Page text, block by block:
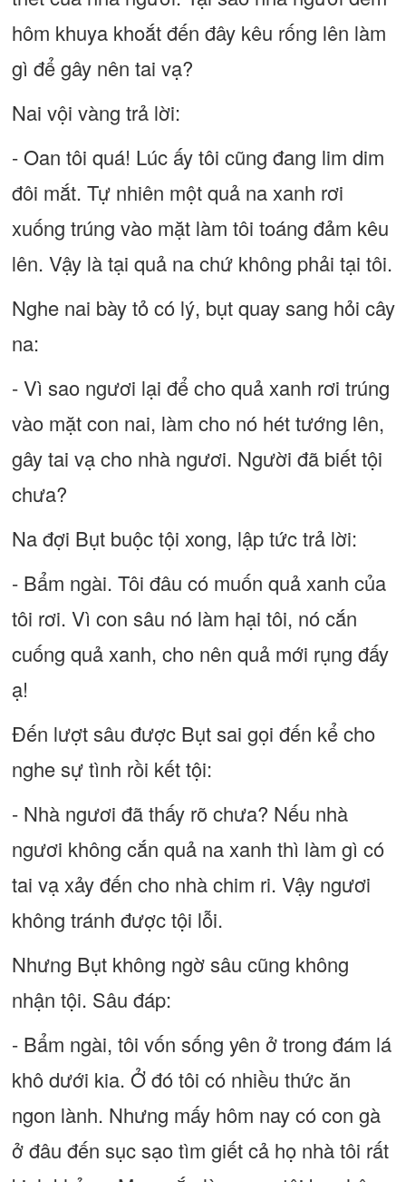
hôm khuya khoắt đến đây kêu rống lên làm
gì để gây nên tai vạ?
Nai vội vàng trả lời:
- Oan tôi quá! Lúc ấy tôi cũng đang lim dim
đôi mắt. Tự nhiên một quả na xanh rơi
xuống trúng vào mặt làm tôi toáng đảm kêu
lên. Vậy là tại quả na chứ không phải tại tôi.
Nghe nai bày tỏ có lý, bụt quay sang hỏi cây
na:
- Vì sao ngươi lại để cho quả xanh rơi trúng
vào mặt con nai, làm cho nó hét tướng lên,
gây tai vạ cho nhà ngươi. Người đã biết tội
chưa?
Na đợi Bụt buộc tội xong, lập tức trả lời:
- Bẩm ngài. Tôi đâu có muốn quả xanh của
tôi rơi. Vì con sâu nó làm hại tôi, nó cắn
cuống quả xanh, cho nên quả mới rụng đấy
ạ!
Đến lượt sâu được Bụt sai gọi đến kể cho
nghe sự tình rồi kết tội:
- Nhà ngươi đã thấy rõ chưa? Nếu nhà
ngươi không cắn quả na xanh thì làm gì có
tai vạ xảy đến cho nhà chim ri. Vậy ngươi
không tránh được tội lỗi.
Nhưng Bụt không ngờ sâu cũng không
nhận tội. Sâu đáp:
- Bẩm ngài, tôi vốn sống yên ở trong đám lá
khô dưới kia. Ở đó tôi có nhiều thức ăn
ngon lành. Nhưng mấy hôm nay có con gà
ở đâu đến sục sạo tìm giết cả họ nhà tôi rất